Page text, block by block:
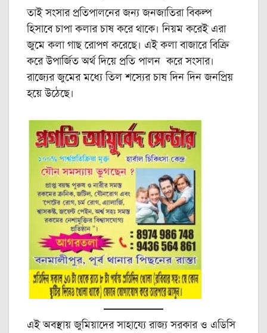
তাই সংসার প্রতিপালনের জন্য জনজাতিরা বিকল্প
হিসাবে চাপা কলার চাষ করে থাকে। নিয়ম করেই এরা
জুমে কলা গাছ রোপণ করেছে। এই কলা বাজারে বিক্রি
করে উপার্জিত অর্থ দিয়ে প্রতি পালন করে সংসার।
রাজ্যের জুমের মধ্যে তিল শস্যের চাষ দিন দিন জনপ্রিয়
হয়ে উঠেছে।
এই অবস্থায় জুমিয়াদের সাহায্যে রাজ্য সরকার ও এডিসি